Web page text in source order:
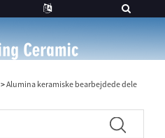
>Alumina keramiske bearbejdede dele